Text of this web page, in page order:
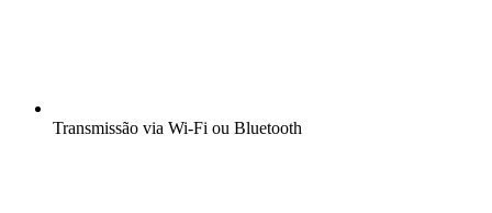
Transmissão via Wi-Fi ou Bluetooth